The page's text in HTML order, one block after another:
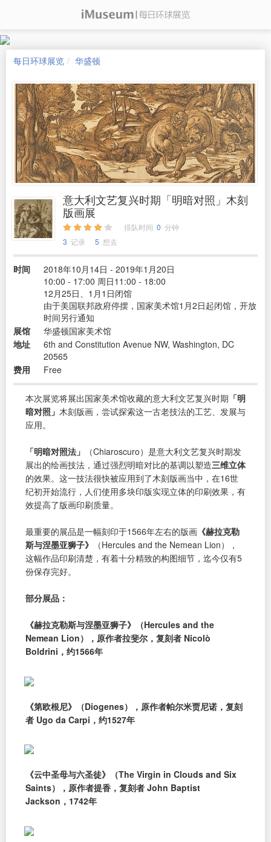
每日环球展览 华盛顿
意大利文艺复兴时期「明暗对照」木刻
版画展
排队时间 0 分钟
3 记录 5 想去
时间
2018年10月14日 - 2019年1月20日
10:00 - 17:00 周日11:00 - 18:00
12月25日、1月1日闭馆
由于美国联邦政府停摆，国家美术馆1月2日起闭馆，开放
时间另行通知
展馆
华盛顿国家美术馆
地址
6th and Constitution Avenue NW, Washington, DC
20565
费用
Free
本次展览将展出国家美术馆收藏的意大利文艺复兴时期 「明
暗对照」 木刻版画，尝试探索这一古老技法的工艺、发展与
应用。
「明暗对照法」
（Chiaroscuro）是意大利文艺复兴时期发
展出的绘画技法，通过强烈明暗对比的基调以塑造三维立体
的效果。这一技法很快被应用到了木刻版画当中，在16世
纪初开始流行，人们使用多块印版实现立体的印刷效果，有
效提高了版画印刷质量。
最重要的展品是一幅刻印于1566年左右的版画 《赫拉克勒
斯与涅墨亚狮子》
（Hercules and the Nemean Lion），
这幅作品印刷清楚，有着十分精致的构图细节，迄今仅有5
份保存完好。
部分展品：
《赫拉克勒斯与涅墨亚狮子》（Hercules and the
Nemean Lion），原作者拉斐尔，复刻者 Nicolò
Boldrini，约1566年
《第欧根尼》（Diogenes），原作者帕尔米贾尼诺，复刻
者 Ugo da Carpi，约1527年
《云中圣母与六圣徒》（The Virgin in Clouds and Six
Saints），原作者提香，复刻者 John Baptist
Jackson，1742年